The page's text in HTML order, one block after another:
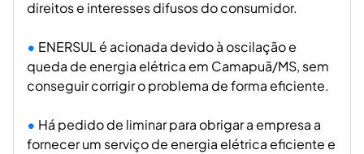
direitos e interesses difusos do consumidor.
ENERSUL é acionada devido à oscilação e
queda de energia elétrica em Camapuã/MS, sem
conseguir corrigir o problema de forma eficiente.
Há pedido de liminar para obrigar a empresa a
fornecer um serviço de energia elétrica eficiente e